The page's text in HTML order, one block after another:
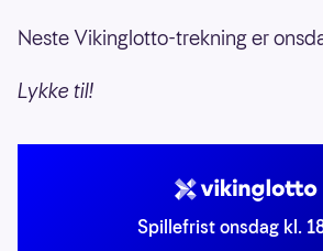
Neste Vikinglotto-trekning er
Lykke til!
Spillefrist onsdag kl.